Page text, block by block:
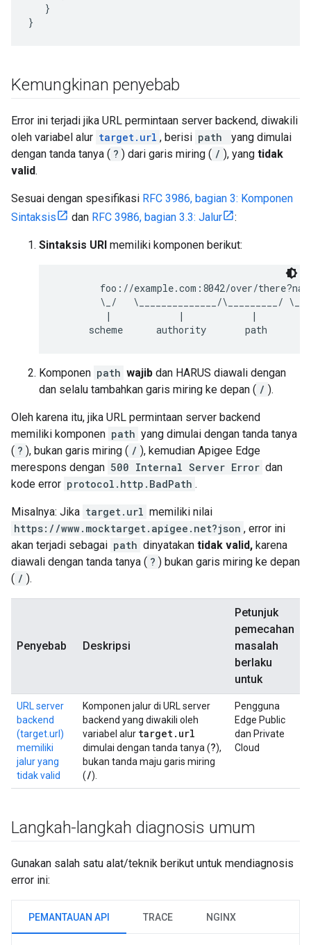
   }
}
Kemungkinan penyebab
Error ini terjadi jika URL permintaan server backend, diwakili
oleh variabel alur target.url , berisi path
yang dimulai
dengan tanda tanya ( ? ) dari garis miring ( / ), yang tidak
valid.
Sesuai dengan spesifikasi RFC 3986, bagian 3: Komponen
Sintaksis
dan RFC 3986, bagian 3.3: Jalur :
Sintaksis URI memiliki komponen berikut:
foo://example.com:8042/over/
\_/   \______________/\_________/
|            |            |
Komponen path wajib dan HARUS diawali dengan
dan selalu tambahkan garis miring ke depan ( / ).
Oleh karena itu, jika URL permintaan server backend
memiliki komponen path yang dimulai dengan tanda tanya
( ? ), bukan garis miring ( / ), kemudian Apigee Edge
merespons dengan 500 Internal Server Error dan
kode error protocol.http.BadPath .
Misalnya: Jika target.url memiliki nilai
https://www.mocktarget.apigee.net?json , error ini
akan terjadi sebagai path dinyatakan tidak valid, karena
diawali dengan tanda tanya ( ? ) bukan garis miring ke depan
( / ).
Penyebab Deskripsi
Petunjuk
pemecahan
masalah
berlaku
untuk
URL server
backend
(target.url)
memiliki
jalur yang
tidak valid
Komponen jalur di URL server
backend yang diwakili oleh
variabel alur target. url
dimulai dengan tanda tanya (?),
bukan tanda maju garis miring
(/).
Pengguna
Edge Public
dan Private
Cloud
Langkah-langkah diagnosis umum
Gunakan salah satu alat/teknik berikut untuk mendiagnosis
error ini:
PEMANTAUAN API TRACE NGINX